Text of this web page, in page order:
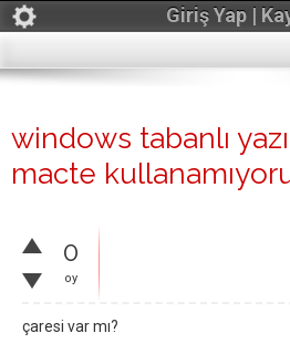
Giriş Yap |
windows tabanlı
macte
0
oy
çaresi var mı?